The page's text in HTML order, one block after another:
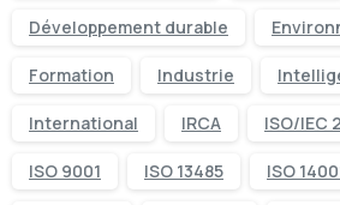
Développement durable
Formation Industrie
International IRCA ISO/IEC
ISO 9001 ISO 13485 ISO